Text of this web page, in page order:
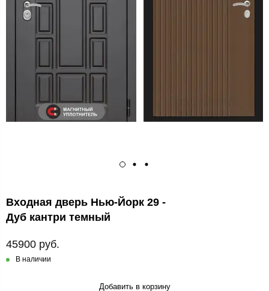
Входная дверь Нью-Йорк 29 -
Дуб кантри темный
45900 руб.
В наличии
Добавить в корзину